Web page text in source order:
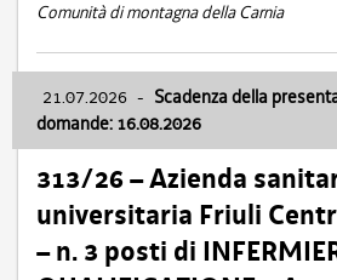
Comunità di montagna della Carnia
21.07.2026 - Scadenza della
domande: 16.08.2026
313/26 – Azienda
universitaria Friuli
– n. 3 posti di